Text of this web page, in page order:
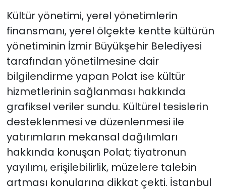
Kültür yönetimi, yerel yönetimlerin
finansmanı, yerel ölçekte kentte kültürün
yönetiminin İzmir Büyükşehir Belediyesi
tarafından yönetilmesine dair
bilgilendirme yapan Polat ise kültür
hizmetlerinin sağlanması hakkında
grafiksel veriler sundu. Kültürel tesislerin
desteklenmesi ve düzenlenmesi ile
yatırımların mekansal dağılımları
hakkında konuşan Polat; tiyatronun
yayılımı, erişilebilirlik, müzelere talebin
artması konularına dikkat çekti. İstanbul